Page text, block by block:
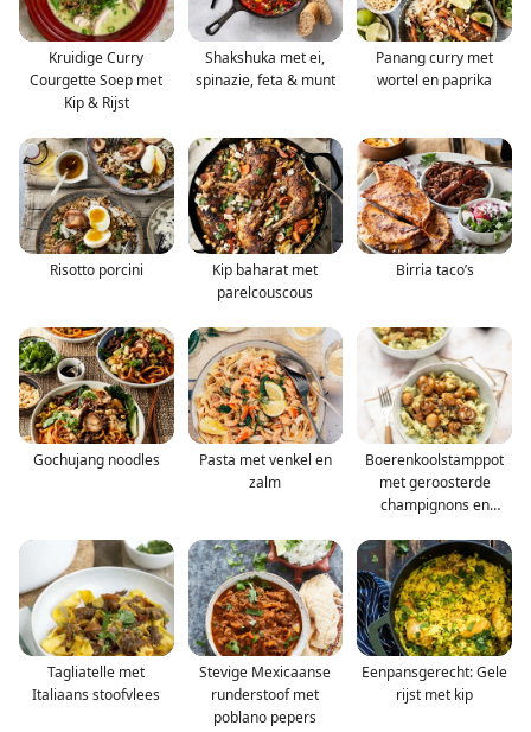
Kruidige Curry
Courgette Soep met
Kip & Rijst
Shakshuka met ei,
spinazie, feta & munt
Panang curry met
wortel en paprika
Risotto porcini
Kip baharat met
parelcouscous
Birria taco’s
Gochujang noodles
Pasta met venkel en
zalm
Boerenkoolstamppot
met geroosterde
champignons en
Tagliatelle met
Italiaans stoofvlees
Stevige Mexicaanse
runderstoof met
poblano pepers
Eenpansgerecht: Gele
rijst met kip